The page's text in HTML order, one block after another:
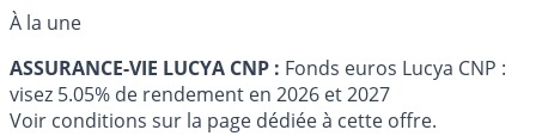
À la une
ASSURANCE-VIE LUCYA CNP : Fonds euros Lucya CNP :
visez 5.05% de rendement en 2026 et 2027
Voir conditions sur la page dédiée à cette offre.